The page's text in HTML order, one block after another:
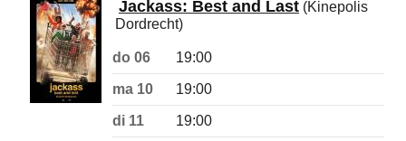
Jackass: Best and Last (Kinepolis
Dordrecht)
do 06 19:00
ma 10 19:00
di 11 19:00